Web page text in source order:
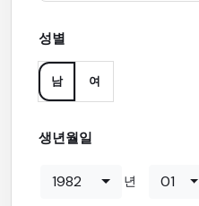
성별
남 여
생년월일
1982 년 01